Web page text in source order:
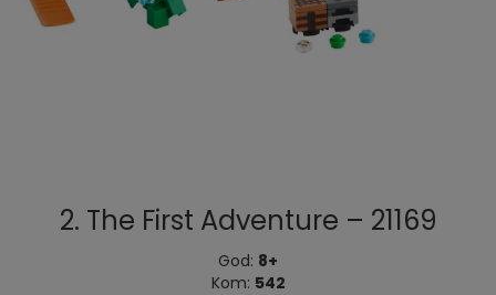
2. The First Adventure – 21169
God: 8+
Kom: 542